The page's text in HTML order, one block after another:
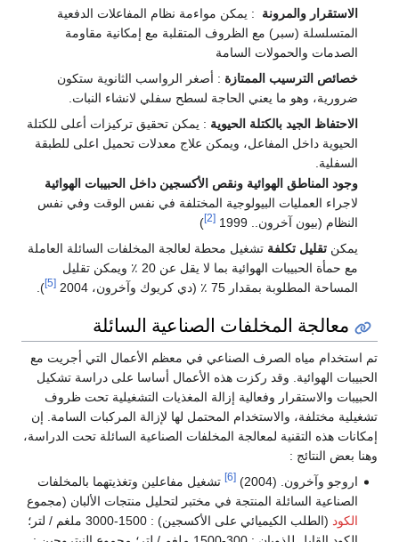
الاستقرار والمرونة : يمكن مواءمة نظام المفاعلات الدفعية
المتسلسلة (سبر) مع الظروف المتقلبة مع إمكانية مقاومة
الصدمات والحمولات السامة
خصائص الترسيب الممتازة : أصغر الرواسب الثانوية ستكون
ضرورية، وهو ما يعني الحاجة لسطح سفلي لانشاء النبات.
الاحتفاظ الجيد بالكتلة الحيوية : يمكن تحقيق تركيزات أعلى للكتلة
الحيوية داخل المفاعل، ويمكن علاج معدلات تحميل اعلى للطبقة
السفلية.
وجود المناطق الهوائية ونقص الأكسجين داخل الحبيبات الهوائية
لاجراء العمليات البيولوجية المختلفة في نفس الوقت وفي نفس
النظام (بيون آخرون.. 1999
[2]
)
يمكنتقليل تكلفة تشغيل محطة لعالجة المخلفات السائلة العاملة
مع حمأة الحبيبات الهوائية بما لا يقل عن 20 ٪ ويمكن تقليل
المساحة المطلوبة بمقدار 75 ٪ (دي كريوك وآخرون، 2004
[5]
).
معالجة المخلفات الصناعية السائلة
تم استخدام مياه الصرف الصناعي في معظم الأعمال التي أجريت مع
الحبيبات الهوائية. وقد ركزت هذه الأعمال أساسا على دراسة تشكيل
الحبيبات والاستقرار وفعالية إزالة المغذيات التشغيلية تحت ظروف
تشغيلية مختلفة، والاستخدام المحتمل لها لإزالة المركبات السامة. إن
إمكانات هذه التقنية لمعالجة المخلفات الصناعية السائلة تحت الدراسة،
وهنا بعض النتائج :
اروجو وآخرون. (2004)
[6]
تشغيل مفاعلين وتغذيتهما بالمخلفات
الصناعية السائلة المنتجة في مختبر لتحليل منتجات الألبان (مجموع
الكود
(الطلب الكيميائي على الأكسجين) : 1500-3000 ملغم / لتر؛